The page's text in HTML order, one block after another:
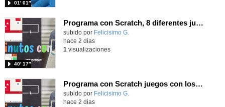
01′ 01″
Programa con Scratch, 8 diferentes juegos para vivir la emoción de los partidos de España en el mundial 2026
Contenido educativo.
subido por Felicisimo G.
40′ 17″
hace 2 dias
1 visualizaciones
Programa con Scratch juegos con los partidos del mundial 2026 ganados por España
Contenido educativo.
subido por Felicisimo G.
hace 2 dias